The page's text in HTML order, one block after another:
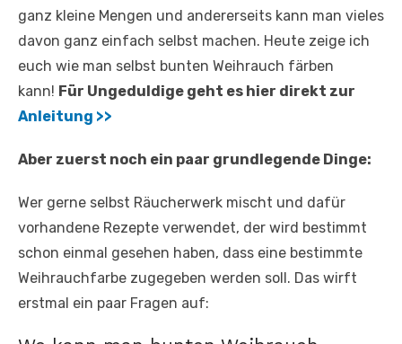
ganz kleine Mengen und andererseits kann man vieles
davon ganz einfach selbst machen. Heute zeige ich
euch wie man selbst bunten Weihrauch färben
kann! Für Ungeduldige geht es hier direkt zur
Anleitung >>
Aber zuerst noch ein paar grundlegende Dinge:
Wer gerne selbst Räucherwerk mischt und dafür
vorhandene Rezepte verwendet, der wird bestimmt
schon einmal gesehen haben, dass eine bestimmte
Weihrauchfarbe zugegeben werden soll. Das wirft
erstmal ein paar Fragen auf: